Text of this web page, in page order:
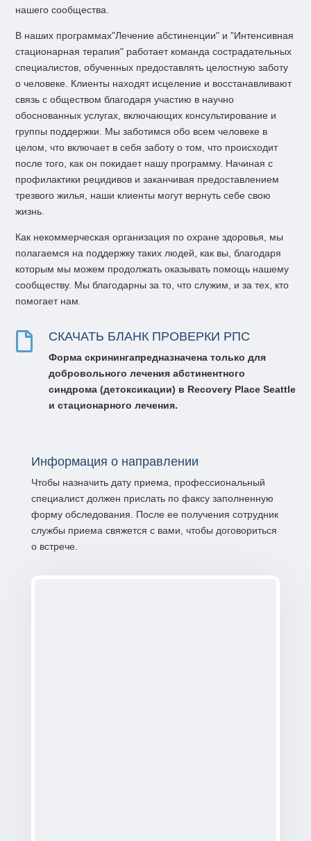
нашего сообщества.
В наших программах"Лечение абстиненции" и"Интенсивная
стационарная терапия" работает команда сострадательных
специалистов, обученных предоставлять целостную заботу
о человеке . Клиенты находят исцеление и восстанавливают
связь с обществом благодаря участию в научно
обоснованных услугах, включающих консультирование и
группы поддержки. Мы заботимся обо всем человеке в
целом, что включает в себя заботу о том, что происходит
после того, как он покидает нашу программу. Начиная с
профилактики рецидивов и заканчивая предоставлением
трезвого жилья, наши клиенты могут вернуть себе свою
жизнь.
Как некоммерческая организация по охране здоровья, мы
полагаемся на поддержку таких людей, как вы, благодаря
которым мы можем продолжать оказывать помощь нашему
сообществу. Мы благодарны за то, что служим, и за тех, кто
помогает нам.
 СКАЧАТЬ БЛАНК ПРОВЕРКИ РПС
Форма скринингапредназначена только для
добровольного лечения абстинентного
синдрома (детоксикации) в Recovery Place Seattle
и стационарного лечения.
Информация о направлении
Чтобы назначить дату приема, профессиональный
специалист должен прислать по факсу заполненную
форму обследования. После ее получения сотрудник
службы приема свяжется с вами, чтобы договориться
о встрече.